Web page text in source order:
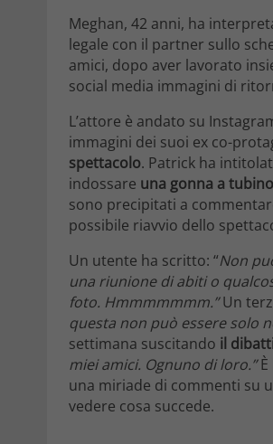
Meghan, 42 anni, ha
legale con il partner sullo
amici, dopo aver lavorato
social media immagini di
L’attore è andato su
immagini dei suoi ex co-
spettacolo. Patrick ha
indossare una gonna a
sono precipitati a
possibile riavvio dello
Un utente ha scritto: “Non
una riunione di abiti o
foto. Hmmmmmmm.”Un
questa non può essere solo
settimana suscitando il
miei amici. Ognuno di loro.”È
una miriade di commenti su
vedere cosa succede.